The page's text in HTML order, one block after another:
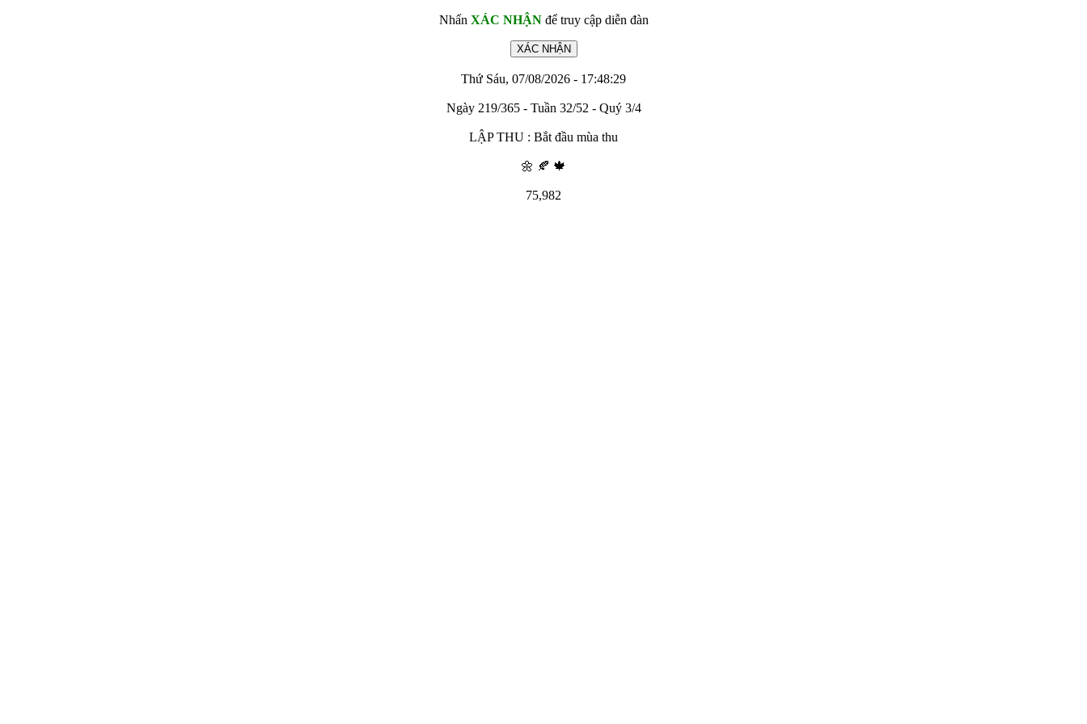
Nhấn XÁC NHẬNđể truy cập diễn đàn
Thứ Sáu, 07/08/2026 - 17:48:29
Ngày 219/365 - Tuần 32/52 - Quý 3/4
LẬP THU : Bắt đầu mùa thu
🌼 🍂 🍁
75,982